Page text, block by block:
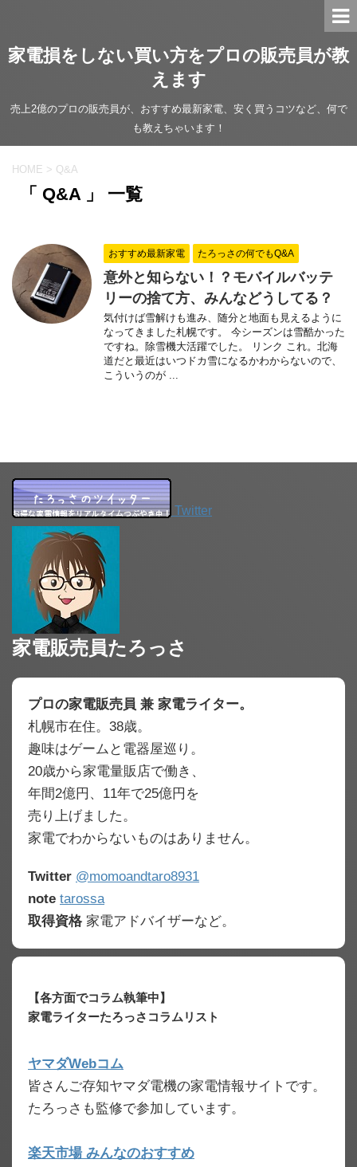
家電損をしない買い方をプロの販売員が教
えます
売上2億のプロの販売員が、おすすめ最新家電、安く買うコツなど、何で
も教えちゃいます！
HOME > Q&A
「 Q&A 」 一覧
おすすめ最新家電 たろっさの何でもQ&A
意外と知らない！？モバイルバッテ
リーの捨て方、みんなどうしてる？
気付けば雪解けも進み、随分と地面も見えるように
なってきました札幌です。 今シーズンは雪酷かった
ですね。除雪機大活躍でした。 リンク これ。北海
道だと最近はいつドカ雪になるかわからないので、
こういうのが ...
Twitter
家電販売員たろっさ
プロの家電販売員 兼 家電ライター。
札幌市在住。38歳。
趣味はゲームと電器屋巡り。
20歳から家電量販店で働き、
年間2億円、11年で25億円を
売り上げました。
家電でわからないものはありません。
Twitter @momoandtaro8931
note tarossa
取得資格 家電アドバイザーなど。
【各方面でコラム執筆中】
家電ライターたろっさコラムリスト
ヤマダWebコム
皆さんご存知ヤマダ電機の家電情報サイトです。
たろっさも監修で参加しています。
楽天市場 みんなのおすすめ